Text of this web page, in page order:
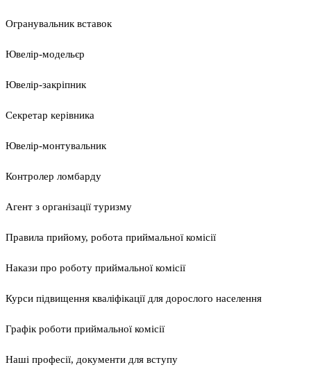
Огранувальник вставок
Ювелір-модельєр
Ювелір-закріпник
Секретар керівника
Ювелір-монтувальник
Контролер ломбарду
Агент з організації туризму
Правила прийому, робота приймальної комісії
Накази про роботу приймальної комісії
Курси підвищення кваліфікації для дорослого населення
Графік роботи приймальної комісії
Наші професії, документи для вступу